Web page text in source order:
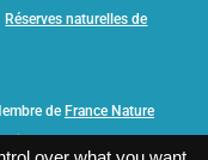
Réserves naturelles de
de France Nature